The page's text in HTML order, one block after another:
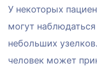
У некоторых
могут
небольших
человек может